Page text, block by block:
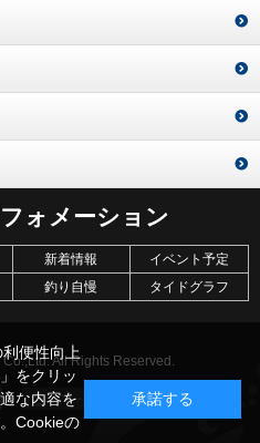
ォメーション
新着情報
イベント予定
釣り自慢
タイドグラフ
All Rights Reserved.
便性向上
をクリッ
な内容を
Cookieの
承諾する